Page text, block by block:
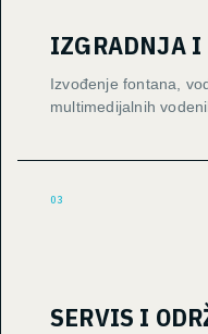
IZGRADNJA I
Izvođenje fontana,
multimedijalnih
03
SERVIS I